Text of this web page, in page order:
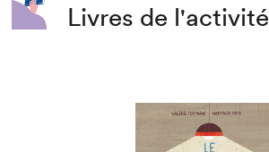
Livres de l'activité